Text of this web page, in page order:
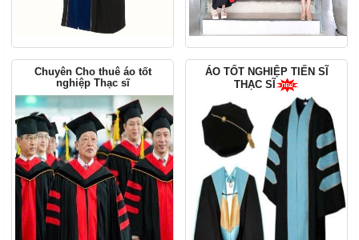
Chuyên Cho thuê áo tốt
nghiệp Thạc sĩ
ÁO TỐT NGHIỆP TIẾN SĨ
THẠC SĨ